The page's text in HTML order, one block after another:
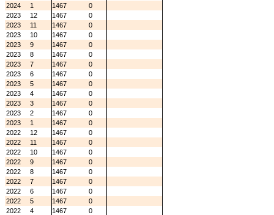
2024
1 1467
0
2023
12 1467
0
2023
11 1467
0
2023
10 1467
0
2023
9 1467
0
2023
8 1467
0
2023
7 1467
0
2023
6 1467
0
2023
5 1467
0
2023
4 1467
0
2023
3 1467
0
2023
2 1467
0
2023
1 1467
0
2022
12 1467
0
2022
11 1467
0
2022
10 1467
0
2022
9 1467
0
2022
8 1467
0
2022
7 1467
0
2022
6 1467
0
2022
5 1467
0
2022
4 1467
0